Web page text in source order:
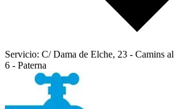
Servicio: C/ Dama de Elche, 23 - Camins
6 - Paterna